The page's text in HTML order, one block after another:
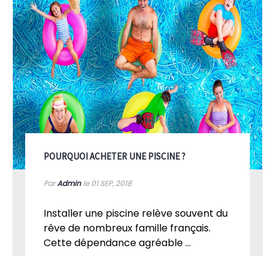
POURQUOI ACHETER UNE PISCINE ?
ParAdminle 01SEP, 2018
Installer une piscine relève souvent du
rêve de nombreux famille français.
Cette dépendance agréable ...